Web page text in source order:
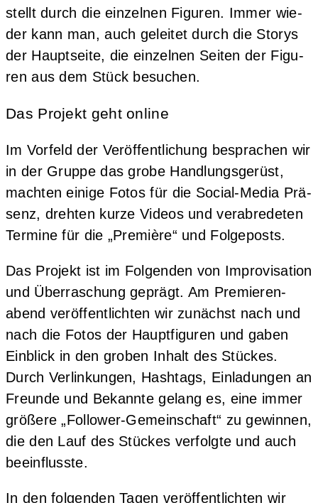
stellt durch die ein­zel­nen Figu­ren. Immer wie­
der kann man, auch gelei­tet durch die Sto­rys
der Haupt­sei­te, die ein­zel­nen Sei­ten der Figu­
ren aus dem Stück besuchen.
Das Projekt geht online
Im Vor­feld der Ver­öf­fent­li­chung bespra­chen wir
in der Grup­pe das gro­be Hand­lungs­ge­rüst,
mach­ten eini­ge Fotos für die Social-Media Prä­
senz, dreh­ten kur­ze Vide­os und ver­ab­re­de­ten
Ter­mi­ne für die „Pre­miè­re“ und Folgeposts.
Das Pro­jekt ist im Fol­gen­den von Impro­vi­sa­ti­on
und Über­ra­schung geprägt. Am Pre­mie­ren­
abend ver­öf­fent­lich­ten wir zunächst nach und
nach die Fotos der Haupt­fi­gu­ren und gaben
Ein­blick in den gro­ben Inhalt des Stü­ckes.
Durch Ver­lin­kun­gen, Hash­tags, Ein­la­dun­gen an
Freun­de und Bekann­te gelang es, eine immer
grö­ße­re „Fol­lower-Gemein­schaft“ zu gewin­nen,
die den Lauf des Stü­ckes ver­folg­te und auch
beeinflusste.
In den fol­gen­den Tagen ver­öf­fent­lich­ten wir